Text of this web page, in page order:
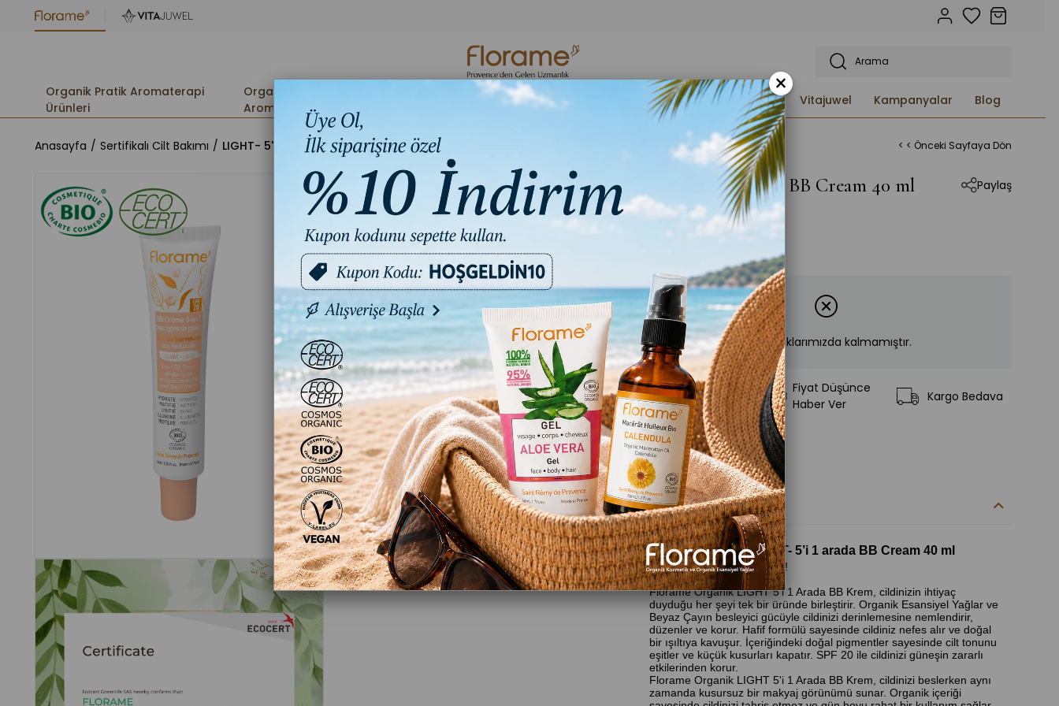
Organik Pratik Aromaterapi
Ürünleri
Organik
Aromaterapi
Organik Hijyen
Ürünleri
Florame Bakım Setleri ve
Ritüelleri
Vitajuwel Kampanyalar Blog
Anasayfa Sertifikalı Cilt Bakımı LIGHT- 5'i 1 arada BB Cream 40 ml < < Önceki Sayfaya Dön
LIGHT- 5'i 1 arada BB Cream 40 ml
₺3.316,00
Paylaş
Ürün stoklarımızda kalmamıştır.
Favorilere Ekle
Fiyat Düşünce
Haber Ver
Kargo Bedava
Gelince Haber
Ver
Ürün Özellikleri
Florame Organik LIGHT- 5’i 1 arada BB Cream 40 ml
Tek Adımda Mükemmel Cilt!
Florame Organik LIGHT 5'i 1 Arada BB Krem, cildinizin ihtiyaç
duyduğu her şeyi tek bir üründe birleştirir. Organik Esansiyel Yağlar ve
Beyaz Çayın besleyici gücüyle cildinizi derinlemesine nemlendirir,
düzenler ve korur. Hafif formülü sayesinde cildiniz nefes alır ve doğal
bir ışıltıya kavuşur. İçeriğindeki doğal pigmentler sayesinde cilt tonunu
eşitler ve küçük kusurları kapatır. SPF 20 ile cildinizi güneşin zararlı
etkilerinden korur.
Florame Organik LIGHT 5'i 1 Arada BB Krem, cildinizi beslerken aynı
zamanda kusursuz bir makyaj görünümü sunar. Organik içeriği
×